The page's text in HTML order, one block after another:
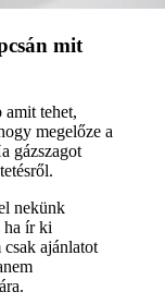
mit
amit tehet,
megelőze a
gázszagot
nekünk
ha ír ki
ajánlatot